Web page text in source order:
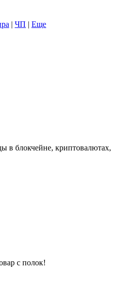
| ЧП | Еще
в блокчейне, криптовалютах,
с полок!